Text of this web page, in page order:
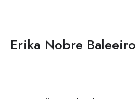
Erika Nobre Baleeiro